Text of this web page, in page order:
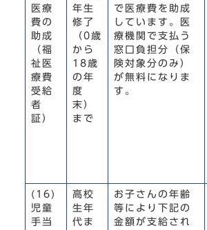
医療
費の
助成
（福
祉医
療費
受給
者
証）
年生
修了
（0歳
から
18歳
の年
度
末）
まで
で医療費を助成
しています。医
療機関で支払う
窓口負担分（保
険対象分のみ）
が無料になりま
す。
(16)
児童
手当
高校
生年
代ま
お子さんの年齢
等により下記の
金額が支給され